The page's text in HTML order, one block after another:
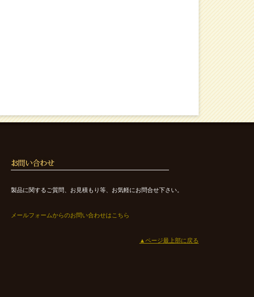
製品に関するご質問、お見積もり等、お気軽にお問合せ下さい。
メールフォームからのお問い合わせはこちら
▲ページ最上部に戻る